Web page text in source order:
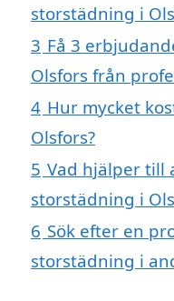
storstädning i
3 Få 3
Olsfors från
4 Hur mycket
Olsfors?
5 Vad hjälper till
storstädning i
6 Sök efter en
storstädning i